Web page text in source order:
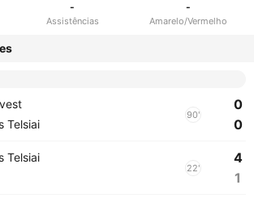
-
Assistências
-
Amarelo/Vermelho
Telsiai
90'
0
0
Telsiai
22'
4
1